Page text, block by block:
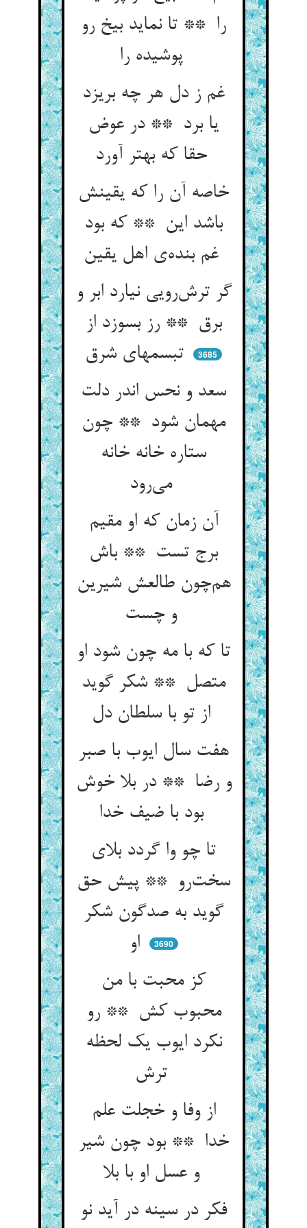
را ** تا نماید بیخ رو
پوشیده را
غم ز دل هر چه بریزد
یا برد ** در عوض
حقا که بهتر آورد
خاصه آن را که یقینش
باشد این ** که بود
غم بنده‌ی اهل یقین
گر ترش‌رویی نیارد ابر و
برق ** رز بسوزد از
3685
سعد و نحس اندر دلت
مهمان شود ** چون
ستاره خانه خانه
می‌رود
آن زمان که او مقیم
برج تست ** باش
هم‌چون طالعش شیرین
و چست
تا که با مه چون شود او
متصل ** شکر گوید
از تو با سلطان دل
هفت سال ایوب با صبر
و رضا ** در بلا خوش
بود با ضیف خدا
تا چو وا گردد بلای
سخت‌رو ** پیش حق
گوید به صدگون شکر
او
3690
کز محبت با من
محبوب کش ** رو
نکرد ایوب یک لحظه
ترش
از وفا و خجلت علم
خدا ** بود چون شیر
و عسل او با بلا
فکر در سینه در آید نو